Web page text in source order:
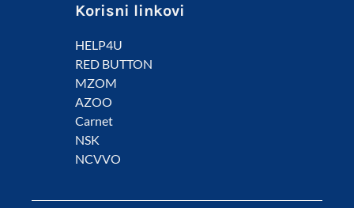
Korisni linkovi
HELP4U
RED BUTTON
MZOM
AZOO
Carnet
NSK
NCVVO